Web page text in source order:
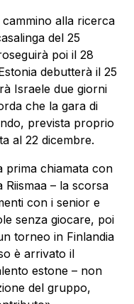
alla ricerca
del 25
poi il 28
debutterà il 25
Israele due giorni
che la gara di
prevista proprio
al 22 dicembre.
prima chiamata con
– la scorsa
con i senior e
senza giocare, poi
torneo in Finlandia
è arrivato il
estone – non
del gruppo,